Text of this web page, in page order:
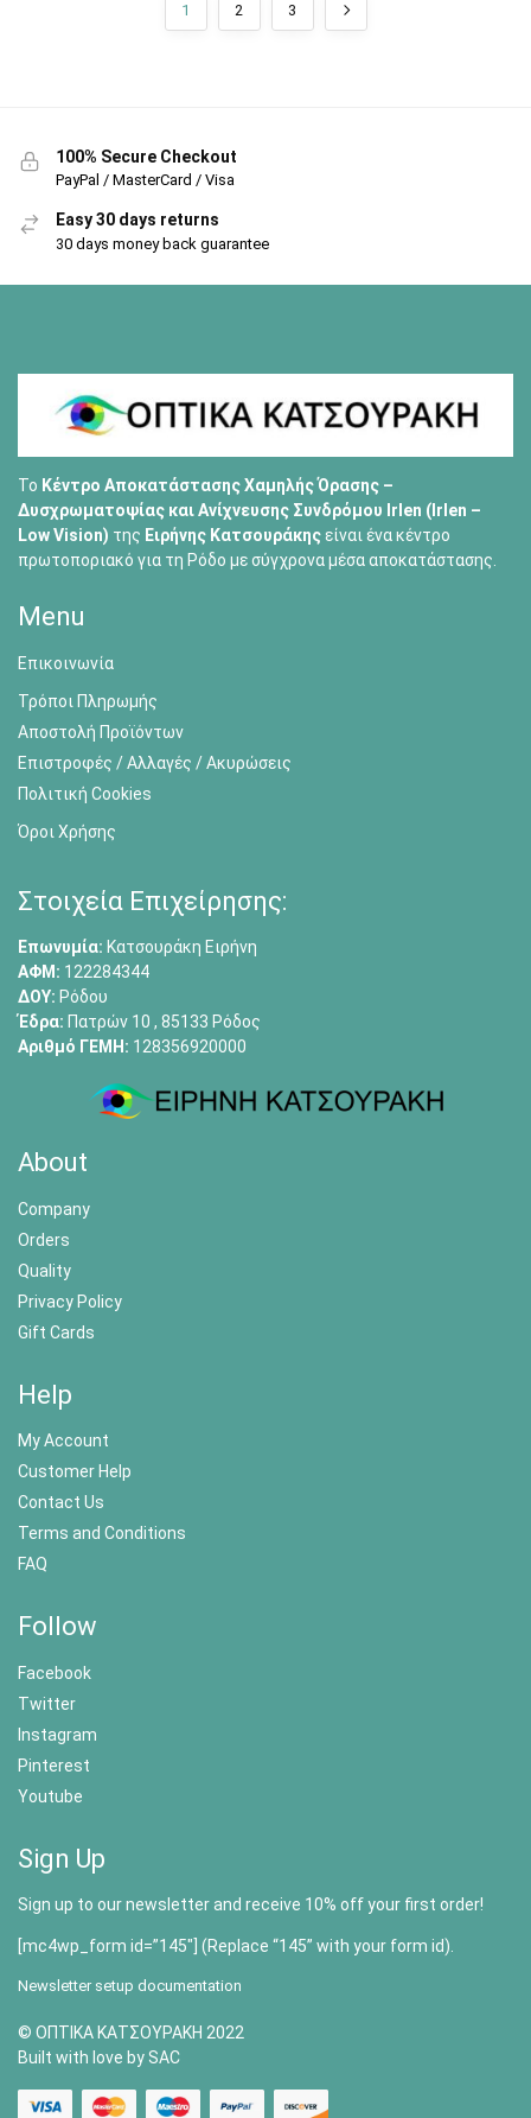
1 2 3
100% Secure Checkout
PayPal / MasterCard / Visa
Easy 30 days returns
30 days money back guarantee
Το Κέντρο Αποκατάστασης Χαμηλής Όρασης –
Δυσχρωματοψίας και Ανίχνευσης Συνδρόμου Irlen (Irlen –
Low Vision) της Ειρήνης Κατσουράκηςείναι ένα κέντρο
πρωτοποριακό για τη Ρόδο με σύγχρονα μέσα αποκατάστασης.
Menu
Επικοινωνία
Τρόποι Πληρωμής
Αποστολή Προϊόντων
Επιστροφές / Αλλαγές / Ακυρώσεις
Πολιτική Cookies
Όροι Χρήσης
Στοιχεία Επιχείρησης:
Επωνυμία: Κατσουράκη Ειρήνη
ΑΦΜ: 122284344
ΔΟΥ: Ρόδου
Έδρα: Πατρών 10 , 85133 Ρόδος
Αριθμό ΓΕΜΗ: 128356920000
About
Company
Orders
Quality
Privacy Policy
Gift Cards
Help
My Account
Customer Help
Contact Us
Terms and Conditions
FAQ
Follow
Facebook
Twitter
Instagram
Pinterest
Youtube
Sign Up
Sign up to our newsletter and receive 10% off your first order!
[mc4wp_form id=”145″] (Replace “145” with your form id).
Newsletter setup documentation
© ΟΠΤΙΚΑ ΚΑΤΣΟΥΡΑΚΗ 2022
Built with love by SAC